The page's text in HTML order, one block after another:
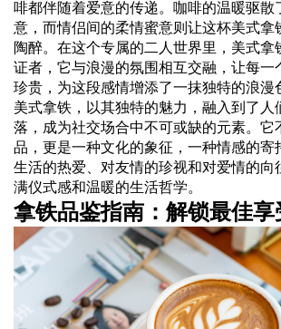
啡都伴随着爱意的传递。咖啡的温暖驱散
意，而情侣间的柔情蜜意则让这杯美式拿
陶醉。在这个专属的二人世界里，美式拿
证者，它与浪漫的氛围相互交融，让每一
珍贵，为这段感情增添了一抹独特的浪漫
美式拿铁，以其独特的魅力，融入到了人
落，成为社交场合中不可或缺的元素。它
品，更是一种文化的象征，一种情感的寄
生活的热爱、对友情的珍视和对爱情的向
满仪式感和温暖的生活哲学。
拿铁品鉴指南：解锁最佳享